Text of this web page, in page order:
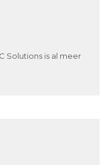
Solutions is al meer